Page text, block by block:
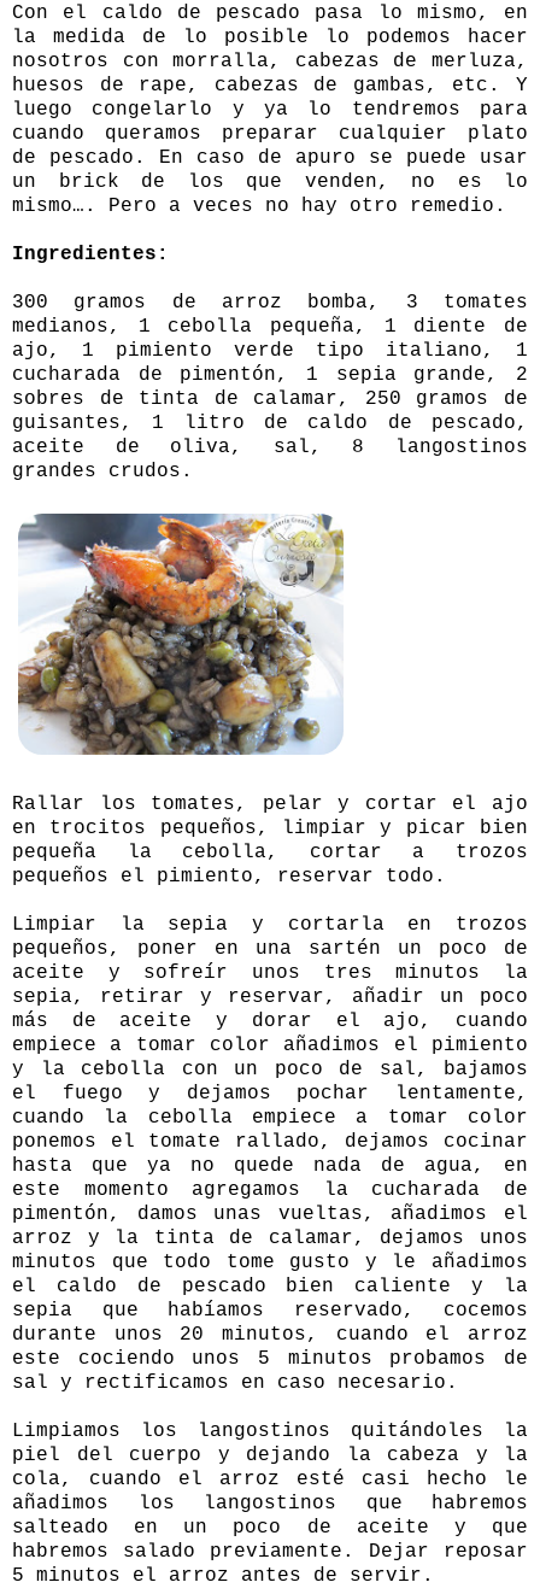
Con el caldo de pescado pasa lo mismo, en
la medida de lo posible lo podemos hacer
nosotros con morralla, cabezas de merluza,
huesos de rape, cabezas de gambas, etc. Y
luego congelarlo y ya lo tendremos para
cuando queramos preparar cualquier plato
de pescado. En caso de apuro se puede usar
un brick de los que venden, no es lo
mismo…. Pero a veces no hay otro remedio.
Ingredientes:
300 gramos de arroz bomba, 3 tomates
medianos, 1 cebolla pequeña, 1 diente de
ajo, 1 pimiento verde tipo italiano, 1
cucharada de pimentón, 1 sepia grande, 2
sobres de tinta de calamar, 250 gramos de
guisantes, 1 litro de caldo de pescado,
aceite de oliva, sal, 8 langostinos
grandes crudos.
Rallar los tomates, pelar y cortar el ajo
en trocitos pequeños, limpiar y picar bien
pequeña la cebolla, cortar a trozos
pequeños el pimiento, reservar todo.
Limpiar la sepia y cortarla en trozos
pequeños, poner en una sartén un poco de
aceite y sofreír unos tres minutos la
sepia, retirar y reservar, añadir un poco
más de aceite y dorar el ajo, cuando
empiece a tomar color añadimos el pimiento
y la cebolla con un poco de sal, bajamos
el fuego y dejamos pochar lentamente,
cuando la cebolla empiece a tomar color
ponemos el tomate rallado, dejamos cocinar
hasta que ya no quede nada de agua, en
este momento agregamos la cucharada de
pimentón, damos unas vueltas, añadimos el
arroz y la tinta de calamar, dejamos unos
minutos que todo tome gusto y le añadimos
el caldo de pescado bien caliente y la
sepia que habíamos reservado, cocemos
durante unos 20 minutos, cuando el arroz
este cociendo unos 5 minutos probamos de
sal y rectificamos en caso necesario.
Limpiamos los langostinos quitándoles la
piel del cuerpo y dejando la cabeza y la
cola, cuando el arroz esté casi hecho le
añadimos los langostinos que habremos
salteado en un poco de aceite y que
habremos salado previamente. Dejar reposar
5 minutos el arroz antes de servir.